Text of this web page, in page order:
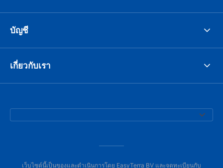
บัญชี
เกี่ยวกับเรา
เว็บไซต์นี้เป็นของและดำเนินการโดย EasyTerra BV และจดทะเบียนกับ